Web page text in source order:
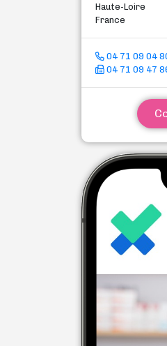
Haute-Loire
France
04 71 09 04
04 71 09 47